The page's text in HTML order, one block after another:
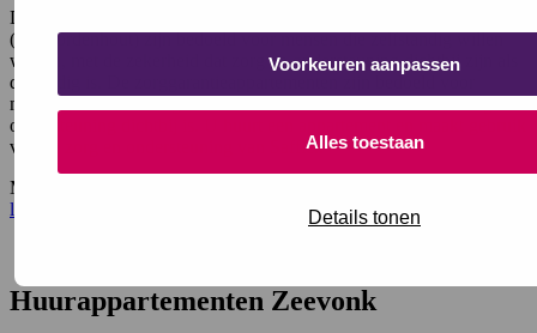
Voorkeuren aanpassen
Alles toestaan
Details tonen
De zorggarantieappartementen in Maison Gaspard de Coligny
(Benoordenhout) zijn bedoeld voor mensen die zelfstandig willen
wonen, met de zekerheid dat zorg en ondersteuning dichtbij zijn als
dat nodig is. De zorggarantieappartementen zijn bedoeld voor
mensen die zelfstandig willen wonen, met de zekerheid dat zorg en
ondersteuning dichtbij is. U huurt een appartement en maakt gebruik
van de zorg en ondersteuning van Saffier.
Meer informatie over de zorggarantieappartementen vindt u op de
locatiepagina van Maison Gaspard de Coligny.
Huurappartementen Zeevonk